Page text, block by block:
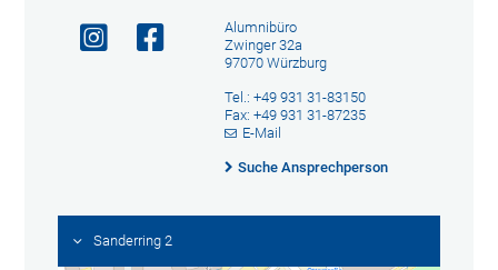
Alumnibüro
Zwinger 32a
97070 Würzburg
Tel.: +49 931 31-83150
Fax: +49 931 31-87235
E-Mail
Suche Ansprechperson
Sanderring 2